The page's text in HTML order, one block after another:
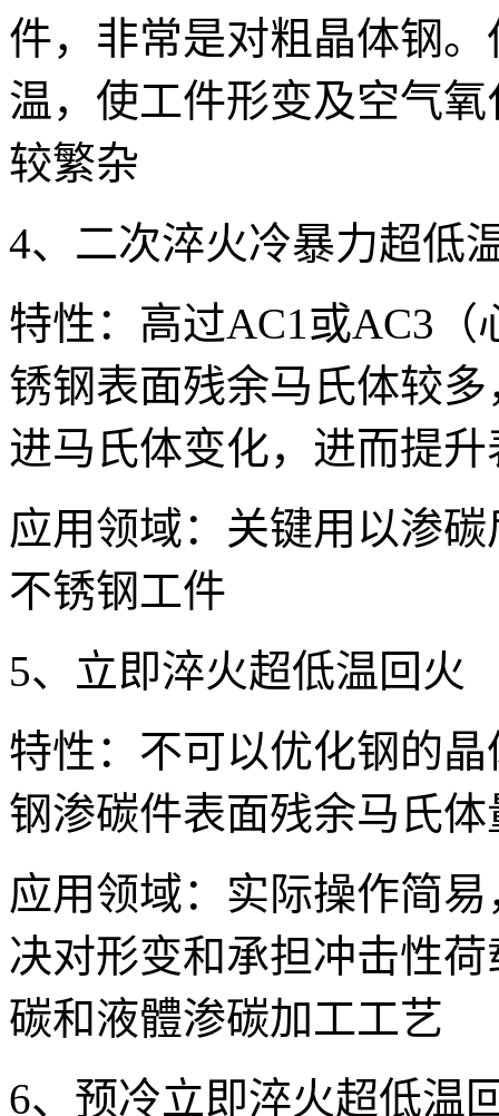
件，非常是对粗晶体钢
温，使工件形变及空气
较繁杂
4、二次淬火冷暴力超低
特性：高过AC1或AC3
锈钢表面残余马氏体较多
进马氏体变化，进而提
应用领域：关键用以渗
不锈钢工件
5、立即淬火超低温回火
特性：不可以优化钢的
钢渗碳件表面残余马氏
应用领域：实际操作简
决对形变和承担冲击性
碳和液體渗碳加工工艺
6、预冷立即淬火超低温